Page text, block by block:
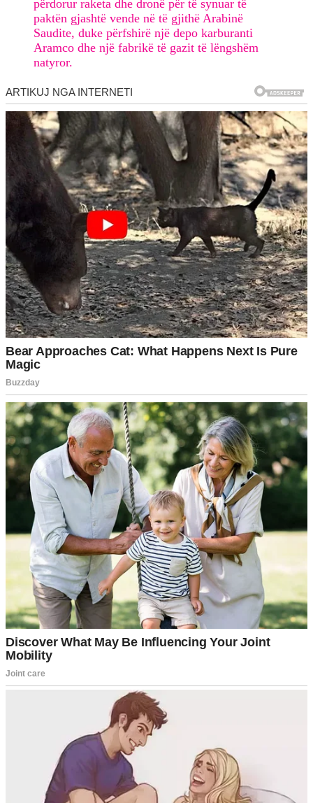
përdorur raketa dhe dronë për të synuar të
paktën gjashtë vende në të gjithë Arabinë
Saudite, duke përfshirë një depo karburanti
Aramco dhe një fabrikë të gazit të lëngshëm
natyror.